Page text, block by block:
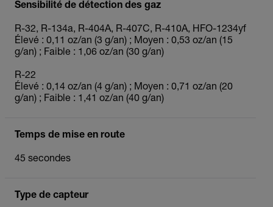
Sensibilité de détection des gaz
R-32, R-134a, R-404A, R-407C, R-410A, HFO-1234yf
Élevé : 0,11 oz/an (3 g/an) ; Moyen : 0,53 oz/an (15
g/an) ; Faible : 1,06 oz/an (30 g/an)
R-22
Élevé : 0,14 oz/an (4 g/an) ; Moyen : 0,71 oz/an (20
g/an) ; Faible : 1,41 oz/an (40 g/an)
Temps de mise en route
45 secondes
Type de capteur